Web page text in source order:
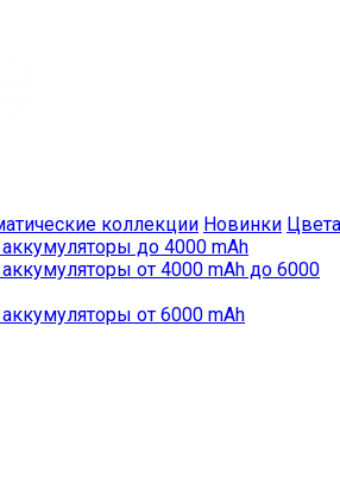
коллекции Новинки Цвета
до 4000 mAh
от 4000 mAh до 6000
от 6000 mAh